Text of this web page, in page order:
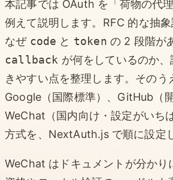
本記事では OAuth を「荷物の代
例えて説明します。RFC 的な抽象
なぜ code と token の 2 段階が
callback が何をしているのか
きやすい点を整理します。そのう
Google（国際標準）、GitHub（
WeChat（国内向け・設定がいち
方式を、NextAuth.js で順に設定
WeChat はドキュメントが分かり